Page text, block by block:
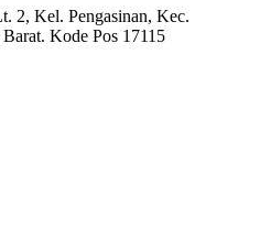
2, Kel. Pengasinan, Kec.
Kode Pos 17115